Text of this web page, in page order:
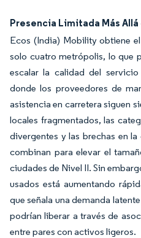
Presencia Limitada Más
Ecos (India) Mobility obtiene
solo cuatro metrópolis, lo que
escalar la calidad del
donde los proveedores de
asistencia en carretera siguen
locales fragmentados, las
divergentes y las brechas en
combinan para elevar el
ciudades de Nivel II. Sin
usados está aumentando
que señala una demanda
podrían liberar a través de
entre pares con activos ligeros.